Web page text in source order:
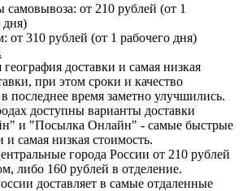
от 210 рублей (от 1
дня)
от 310 рублей (от 1 рабочего дня)
.
доставки и самая низкая
при этом сроки и качество
последнее время заметно улучшились.
доступны варианты доставки
и "Посылка Онлайн" - самые быстрые
и самая низкая стоимость.
города России от 210 рублей
либо 160 рублей в отделение.
доставляет в самые отдаленные